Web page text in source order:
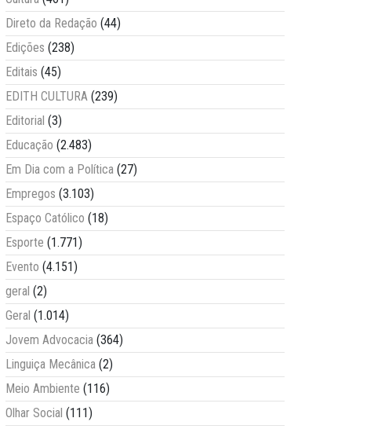
Direto da Redação (44)
Edições (238)
Editais (45)
EDITH CULTURA (239)
Editorial (3)
Educação (2.483)
Em Dia com a Política (27)
Empregos (3.103)
Espaço Católico (18)
Esporte (1.771)
Evento (4.151)
geral (2)
Geral (1.014)
Jovem Advocacia (364)
Linguiça Mecânica (2)
Meio Ambiente (116)
Olhar Social (111)